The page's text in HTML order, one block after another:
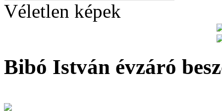
Véletlen képek
Bibó István évzáró